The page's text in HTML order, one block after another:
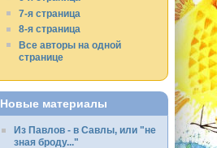
7-я страница
8-я страница
Все авторы на одной
странице
Новые материалы
Из Павлов - в Савлы, или "не
зная броду..."